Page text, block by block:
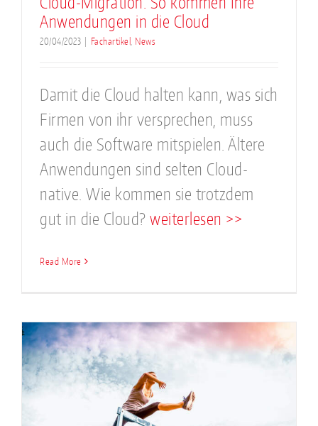
Anwendungen in die Cloud
20/04/2023 Fachartikel News
Damit die Cloud halten kann, was sich
Firmen von ihr versprechen, muss
auch die Software mitspielen. Ältere
Anwendungen sind selten Cloud-
native. Wie kommen sie trotzdem
gut in die Cloud? weiterlesen >>
Read More